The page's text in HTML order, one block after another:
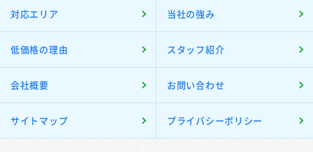
対応エリア 当社の強み
低価格の理由 スタッフ紹介
会社概要 お問い合わせ
サイトマップ プライバシーポリシー